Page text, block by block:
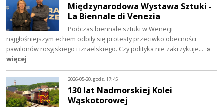
Międzynarodowa Wystawa Sztuki -
La Biennale di Venezia
Podczas biennale sztuki w Wenecji
najgłośniejszym echem odbiły się protesty przeciwko obecności
pawilonów rosyjskiego i izraelskiego. Czy polityka nie zakrzykuje… »
więcej
2026-05-20, godz. 17:45
130 lat Nadmorskiej Kolei
Wąskotorowej